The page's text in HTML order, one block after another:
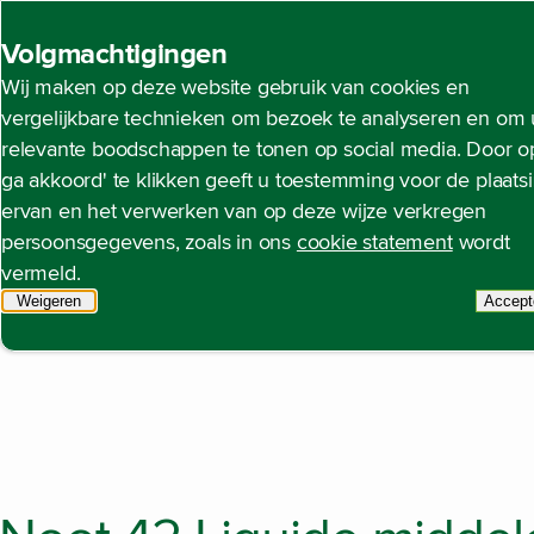
Volgmachtigingen
Wij maken op deze website gebruik van cookies en
vergelijkbare technieken om bezoek te analyseren en om
relevante boodschappen te tonen op social media. Door
ga akkoord' te klikken geeft u toestemming voor de
ervan en het verwerken van op deze wijze verkregen
persoonsgegevens, zoals in ons cookie statementwordt
vermeld.
Weigeren
Open content navigation
Jaarrekening Toelichting op de enkelvoudige